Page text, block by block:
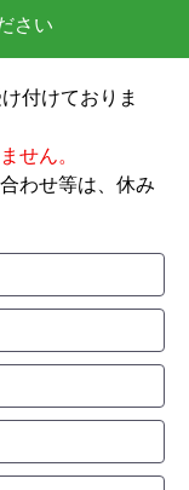
さい
付けておりま
せん。
わせ等は、休み